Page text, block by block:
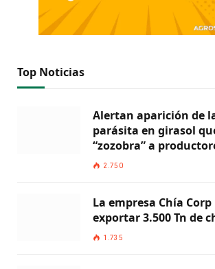
Top Noticias
Alertan aparición de
parásita en girasol
“zozobra” a
2.750
La empresa Chía
exportar 3.500 Tn de
1.735